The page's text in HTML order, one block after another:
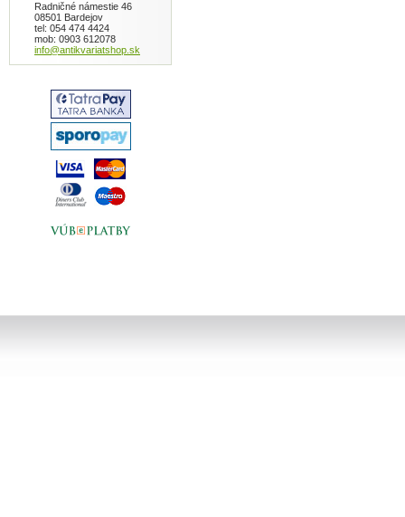
Radničné námestie 46
08501 Bardejov
tel: 054 474 4424
mob: 0903 612078
info@antikvariatshop.sk